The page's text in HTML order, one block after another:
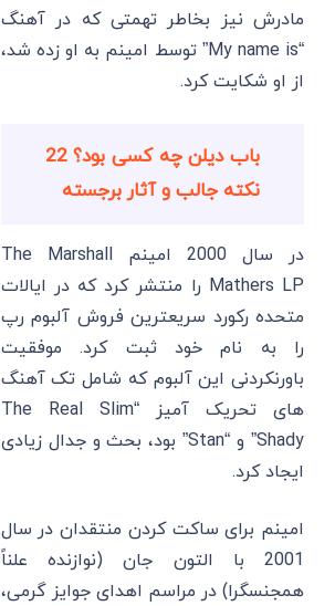
مادرش نیز بخاطر تهمتی که در آهنگ
“My name is” توسط امینم به او زده شد،
از او شکایت کرد.
باب دیلن چه کسی بود؟ 22
نکته جالب و آثار برجسته
در سال 2000 امینم The Marshall
Mathers LP را منتشر کرد که در ایالات
متحده رکورد سریعترین فروش آلبوم رپ
را به نام خود ثبت کرد. موفقیت
باورنکردنی این آلبوم که شامل تک آهنگ
های تحریک آمیز “The Real Slim
Shady” و “Stan” بود، بحث و جدال زیادی
ایجاد کرد.
امینم برای ساکت کردن منتقدان در سال
2001 با التون جان (نوازنده علناً
همجنسگرا) در مراسم اهدای جوایز گرمی،